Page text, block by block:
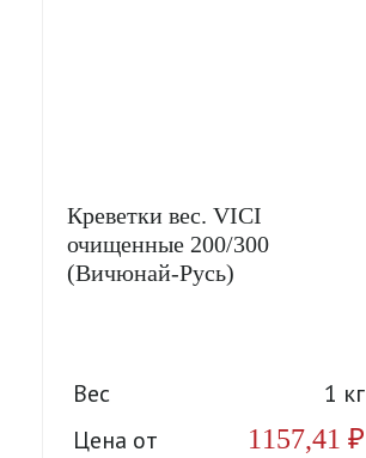
Креветки вес. VICI
очищенные 200/300
(Вичюнай-Русь)
Вес
1 кг
Цена от
1157,41 ₽